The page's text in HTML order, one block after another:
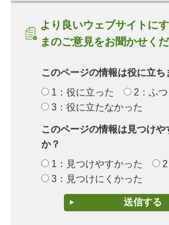
より良いウェブサイトに
まのご意見をお聞かせく
このページの情報は役に立ち
1：役に立った
2：ふつ
3：役に立たなかった
このページの情報は見つけや
か？
1：見つけやすかった
3：見つけにくかった